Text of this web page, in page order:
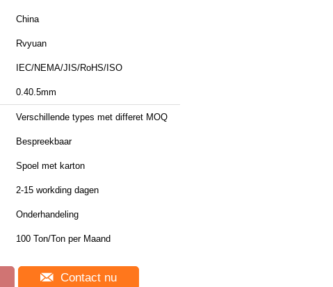
China
Rvyuan
IEC/NEMA/JIS/RoHS/ISO
0.40.5mm
Verschillende types met differet MOQ
Bespreekbaar
Spoel met karton
2-15 workding dagen
Onderhandeling
100 Ton/Ton per Maand
Contact nu